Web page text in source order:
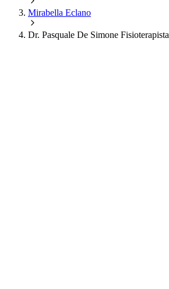
Mirabella Eclano
Dr. Pasquale De Simone Fisioterapista